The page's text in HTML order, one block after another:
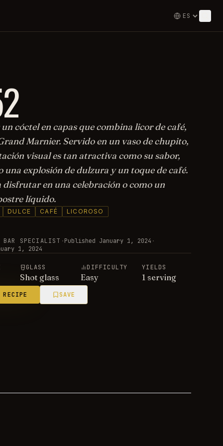
un cóctel en capas que combina licor de café,
Marnier. Servido en un vaso de chupito,
visual es tan atractiva como su sabor,
una explosión de dulzura y un toque de café.
disfrutar en una celebración o como un
líquido.
DULCE CAFÉ LICOROSO
BAR SPECIALIST ·Published January 1, 2024 ·
1, 2024
GLASS
Shot glass
DIFFICULTY
Easy
YIELDS
1 serving
SAVE